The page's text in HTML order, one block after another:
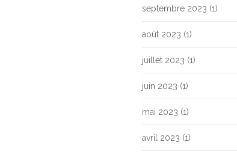
septembre 2023 (1)
août 2023 (1)
juillet 2023 (1)
juin 2023 (1)
mai 2023 (1)
avril 2023 (1)